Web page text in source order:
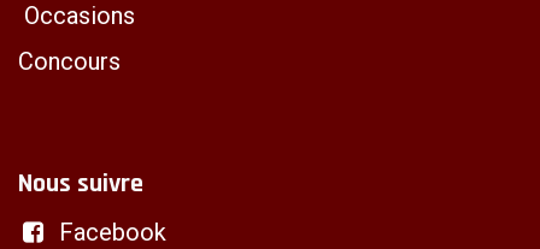
Occasions
Concours
Nous suivre
Facebook